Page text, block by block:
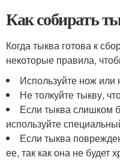
Как собирать
Когда тыква готова к
некоторые правила,
Используйте нож или
Не толкуйте тыкву,
Если тыква слишком
используйте
Если тыква
ее, так как она не будет